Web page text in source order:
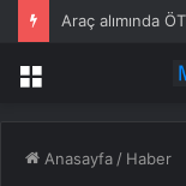
Menü
Anasayfa / Haber